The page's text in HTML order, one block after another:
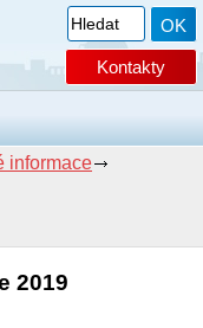
Kontakty
informace
2019